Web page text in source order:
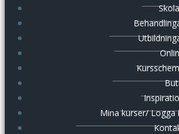
Mina kurser/ Logga